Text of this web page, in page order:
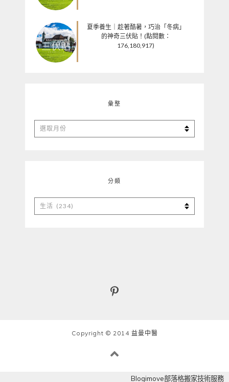
夏季養生｜趁著酷暑，巧治「冬病」
的神奇三伏貼！(點閱數：
176,180,917)
彙整
彙
整
分類
分
類
Copyright © 2014 益曼中醫
Blogimove部落格搬家技術服務